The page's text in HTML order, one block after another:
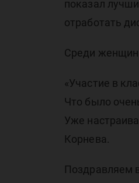
показал
отработать
Среди женщин
«Участие в
Что было
Уже
Корнева.
Поздравляем